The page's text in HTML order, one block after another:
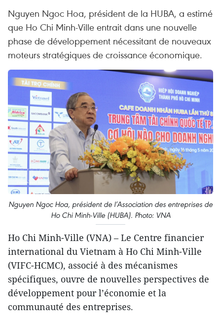
Nguyen Ngoc Hoa, président de la HUBA, a estimé
que Ho Chi Minh-Ville entrait dans une nouvelle
phase de développement nécessitant de nouveaux
moteurs stratégiques de croissance économique.
Nguyen Ngoc Hoa, président de l’Association des entreprises de
Ho Chi Minh-Ville (HUBA). Photo: VNA
Ho Chi Minh-Ville (VNA) – Le Centre financier
international du Vietnam à Ho Chi Minh-Ville
(VIFC-HCMC), associé à des mécanismes
spécifiques, ouvre de nouvelles perspectives de
développement pour l’économie et la
communauté des entreprises.